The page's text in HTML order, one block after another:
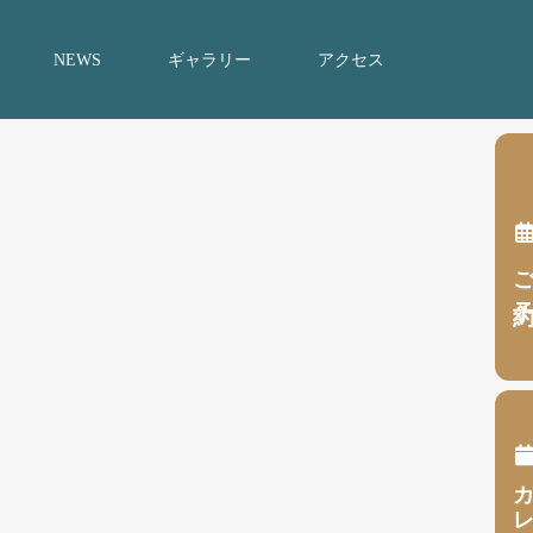
NEWS ギャラリー アクセス
ご